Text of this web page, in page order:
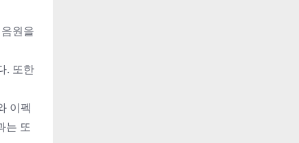
원을
. 또한
이펙
는 또